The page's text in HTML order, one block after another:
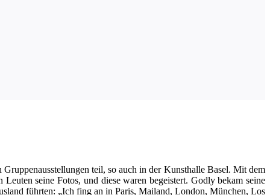
teil, so auch in der Kunst­hal­le Basel. Mit dem
sei­ne Fotos, und die­se waren begeis­tert. God­ly bekam sei­ne
führ­ten: „Ich fing an in Paris, Mai­land, Lon­don, Mün­chen, Los